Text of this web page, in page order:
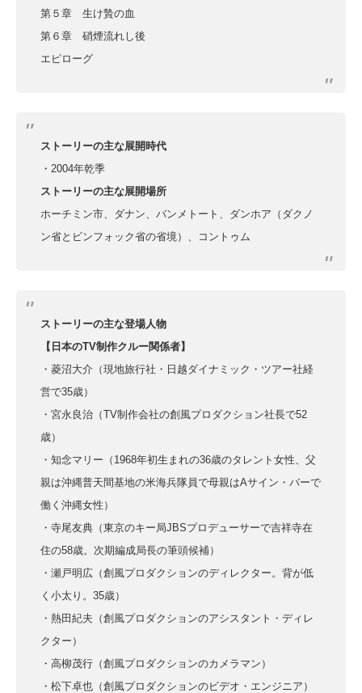
第５章 生け贄の血
第６章 硝煙流れし後
エピローグ
ストーリーの主な展開時代
・2004年乾季
ストーリーの主な展開場所
ホーチミン市、ダナン、バンメトート、ダンホア（ダクノ
ン省とビンフォック省の省境）、コントゥム
ストーリーの主な登場人物
【日本のTV制作クルー関係者】
・菱沼大介（現地旅行社・日越ダイナミック・ツアー社経
営で35歳）
・宮永良治（TV制作会社の創風プロダクション社長で52
歳）
・知念マリー（1968年初生まれの36歳のタレント女性、父
親は沖縄普天間基地の米海兵隊員で母親はAサイン・バーで
働く沖縄女性）
・寺尾友典（東京のキー局JBSプロデューサーで吉祥寺在
住の58歳。次期編成局長の筆頭候補）
・瀬戸明広（創風プロダクションのディレクター。背が低
く小太り。35歳）
・熱田紀夫（創風プロダクションのアシスタント・ディレ
クター）
・高柳茂行（創風プロダクションのカメラマン）
・松下卓也（創風プロダクションのビデオ・エンジニア）